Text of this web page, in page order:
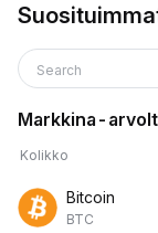
Search
Markkina-
Kolikko
Bitcoin
BTC